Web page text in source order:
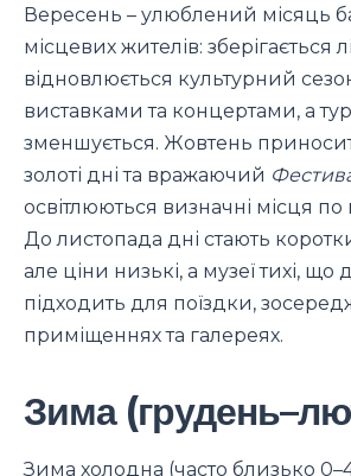
Вересень – улюблений місяць
місцевих жителів: зберігається
відновлюється культурний
виставками та концертами, а
зменшується. Жовтень
золоті дні та вражаючий
освітлюються визначні місця по
До листопада дні стають
але ціни низькі, а музеї тихі, що
підходить для поїздки,
приміщеннях та галереях.
Зима
Зима холодна (часто близько